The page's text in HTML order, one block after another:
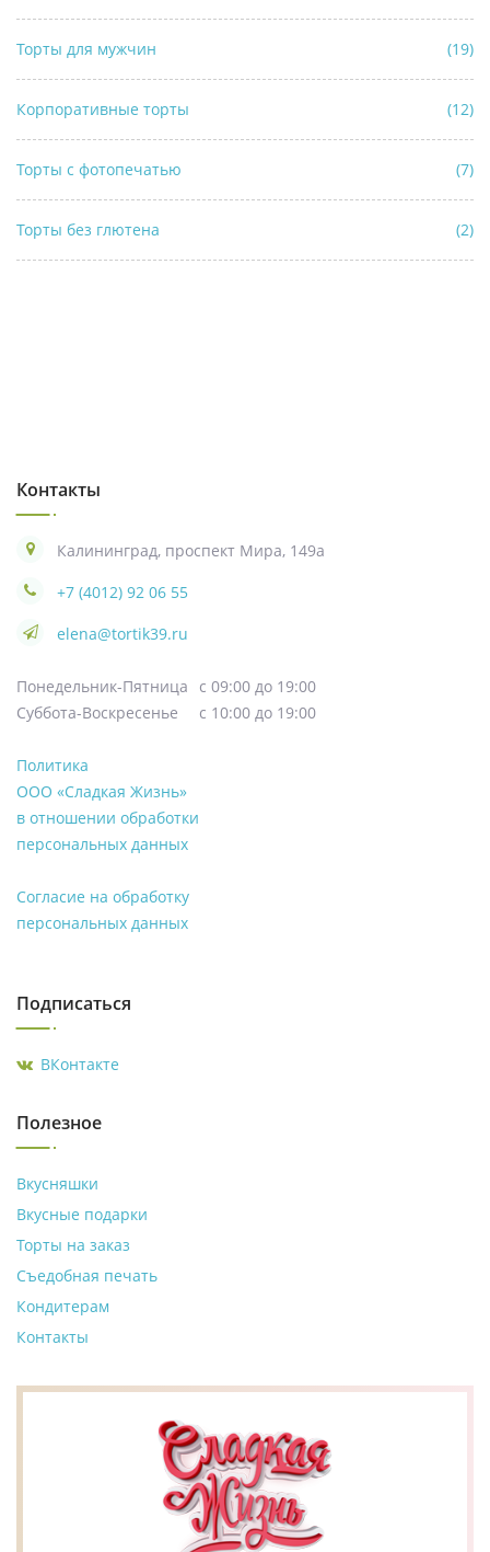
Торты для мужчин (19)
Корпоративные торты (12)
Торты с фотопечатью (7)
Торты без глютена (2)
Контакты
Калининград, проспект Мира, 149а
+7 (4012) 92 06 55
elena@tortik39.ru
Понедельник-Пятница
с 09:00 до 19:00
Суббота-Воскресенье
с 10:00 до 19:00
Политика
ООО «Сладкая Жизнь»
в отношении обработки
персональных данных
Согласие на обработку
персональных данных
Подписаться
ВКонтакте
Полезное
Вкусняшки
Вкусные подарки
Торты на заказ
Съедобная печать
Кондитерам
Контакты